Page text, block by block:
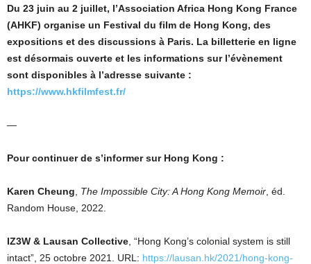
Du 23 juin au 2 juillet, l’Association Africa Hong Kong France
(AHKF) organise un Festival du film de Hong Kong, des
expositions et des discussions à Paris. La billetterie en ligne
est désormais ouverte et les informations sur l’évènement
sont disponibles à l’adresse suivante :
https://www.hkfilmfest.fr/
—
Pour continuer de s’informer sur Hong Kong :
Karen Cheung The Impossible City: A Hong Kong Memoir , éd.
Random House, 2022.
IZ3W & Lausan Collective , “Hong Kong’s colonial system is still
intact”, 25 octobre 2021. URL: https://lausan.hk/2021/hong-kong-